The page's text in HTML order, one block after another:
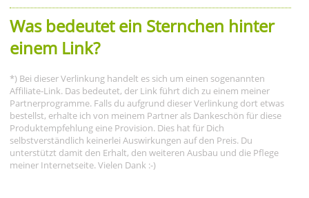
Was bedeutet ein Sternchen hinter
einem Link?
*) Bei dieser Verlinkung handelt es sich um einen sogenannten
Affiliate-Link. Das bedeutet, der Link führt dich zu einem meiner
Partnerprogramme. Falls du aufgrund dieser Verlinkung dort etwas
bestellst, erhalte ich von meinem Partner als Dankeschön für diese
Produktempfehlung eine Provision. Dies hat für Dich
selbstverständlich keinerlei Auswirkungen auf den Preis. Du
unterstützt damit den Erhalt, den weiteren Ausbau und die Pflege
meiner Internetseite. Vielen Dank :-)